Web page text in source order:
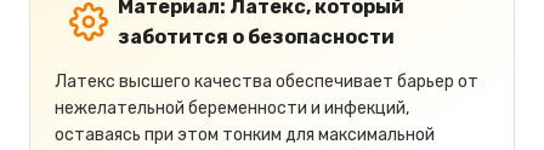
Материал: Латекс, который
заботится о безопасности
Латекс высшего качества обеспечивает барьер от
нежелательной беременности и инфекций,
оставаясь при этом тонким для максимальной